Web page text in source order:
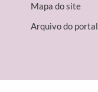
Mapa do site
Arquivo do portal